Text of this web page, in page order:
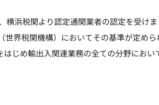
浜税関より認定通関業者の認定を受けま
界税関機構）においてその基準が定め
じめ輸出入関連業務の全ての分野におい